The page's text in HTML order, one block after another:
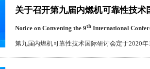
关于召开第九届内燃机可靠性技术
Notice on Convening the 9th International
第九届内燃机可靠性技术国际研讨会定于2020